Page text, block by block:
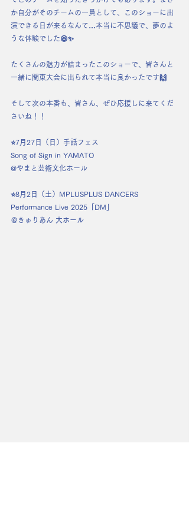
か自分がそのチームの一員として、このショーに出
演できる日が来るなんて…本当に不思議で、夢のよ
うな体験でした😆✨
たくさんの魅力が詰まったこのショーで、皆さんと
一緒に関東大会に出られて本当に良かったです🙌
そして次の本番も、皆さん、ぜひ応援しに来てくだ
さいね！！
⭐️7月27日（日）手話フェス
Song of Sign in YAMATO
@やまと芸術文化ホール
⭐️8月2日（土）MPLUSPLUS DANCERS
Performance Live 2025「DM」
＠きゅりあん 大ホール